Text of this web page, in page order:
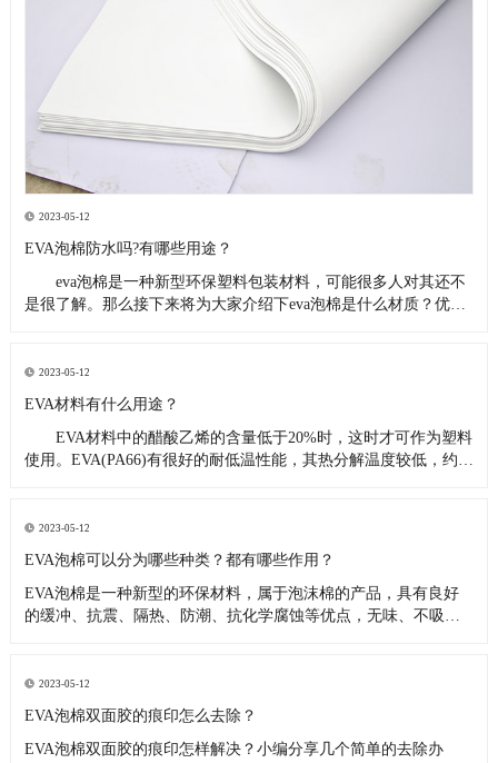
2023-05-12
EVA泡棉防水吗?有哪些用途？
eva泡棉是一种新型环保塑料包装材料，可能很多人对其还不
是很了解。那么接下来将为大家介绍下eva泡棉是什么材质？优点
2023-05-12
EVA材料有什么用途？
EVA材料中的醋酸乙烯的含量低于20%时，这时才可作为塑料
使用。EVA(PA66)有很好的耐低温性能，其热分解温度较低，约为
裂性提高，EVA材料的
2023-05-12
EVA泡棉可以分为哪些种类？都有哪些作用？
EVA泡棉是一种新型的环保材料，属于泡沫棉的产品，具有良好
的缓冲、抗震、隔热、防潮、抗化学腐蚀等优点，无味、不吸
相信EVA不知道，EVA材料的使用已经应用于人们的生活领域，但
2023-05-12
EVA泡棉双面胶的痕印怎么去除？
EVA泡棉双面胶的痕印怎样解决？小编分享几个简单的去除办